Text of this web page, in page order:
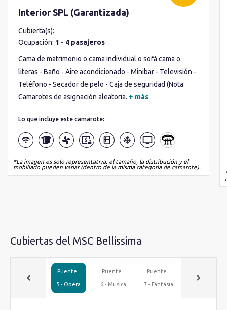
Interior SPL (Garantizada)
Cubierta(s):
Ocupación: 1 - 4 pasajeros
Cama de matrimonio o cama individual o sofá cama o
literas - Baño - Aire acondicionado - Minibar - Televisión -
Teléfono - Secador de pelo - Caja de seguridad (Nota:
Camarotes de asignación aleatoria. + más
Lo que incluye este camarote:
*La imagen es solo representativa: el tamaño, la distribución y el
mobiliario pueden variar (dentro de la misma categoría de camarote).
Cubiertas del MSC Bellissima
Puente .
5 - Opera
Puente .
6 - Musica
Puente .
7 - Fantasia